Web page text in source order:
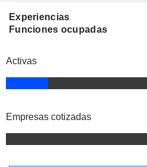
Experiencias
Funciones ocupadas
Activas
Empresas cotizadas